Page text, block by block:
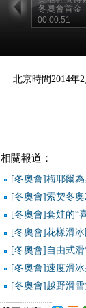
冬奧會首金
00:00:51
北京時間2014年
相關報道：
[冬奧會]梅耶爾
[冬奧會]索契冬
[冬奧會]套娃的“
[冬奧會]花樣滑
[冬奧會]自由式
[冬奧會]速度滑
[冬奧會]越野滑